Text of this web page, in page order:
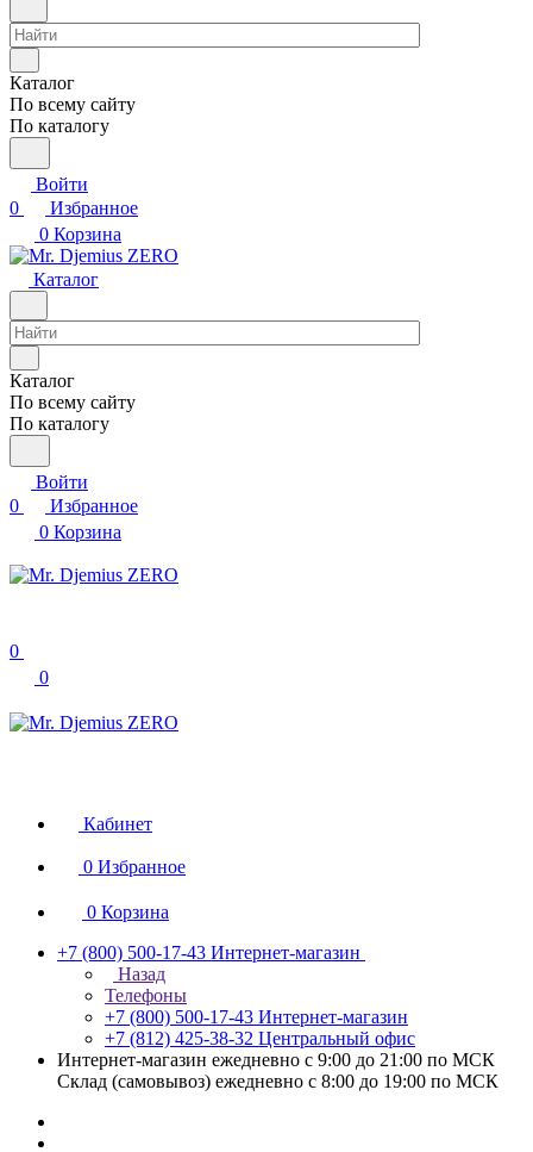
Каталог
По всему сайту
По каталогу
Войти
0
Избранное
0 Корзина
Каталог
Каталог
По всему сайту
По каталогу
Войти
0
Избранное
0 Корзина
0
0
Кабинет
0 Избранное
0 Корзина
+7 (800) 500-17-43 Интернет-магазин
Назад
Телефоны
+7 (800) 500-17-43 Интернет-магазин
+7 (812) 425-38-32 Центральный офис
Интернет-магазин ежедневно с 9:00 до 21:00 по МСК
Склад (самовывоз) ежедневно с 8:00 до 19:00 по МСК